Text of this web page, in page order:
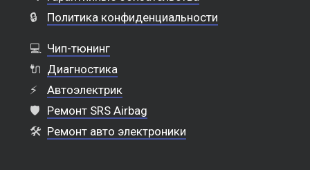
🔒
Политика конфиденциальности
💻 Чип-тюнинг
🔌 Диагностика
⚡
Автоэлектрик
🛡️ Ремонт SRS Airbag
🛠️ Ремонт авто электроники